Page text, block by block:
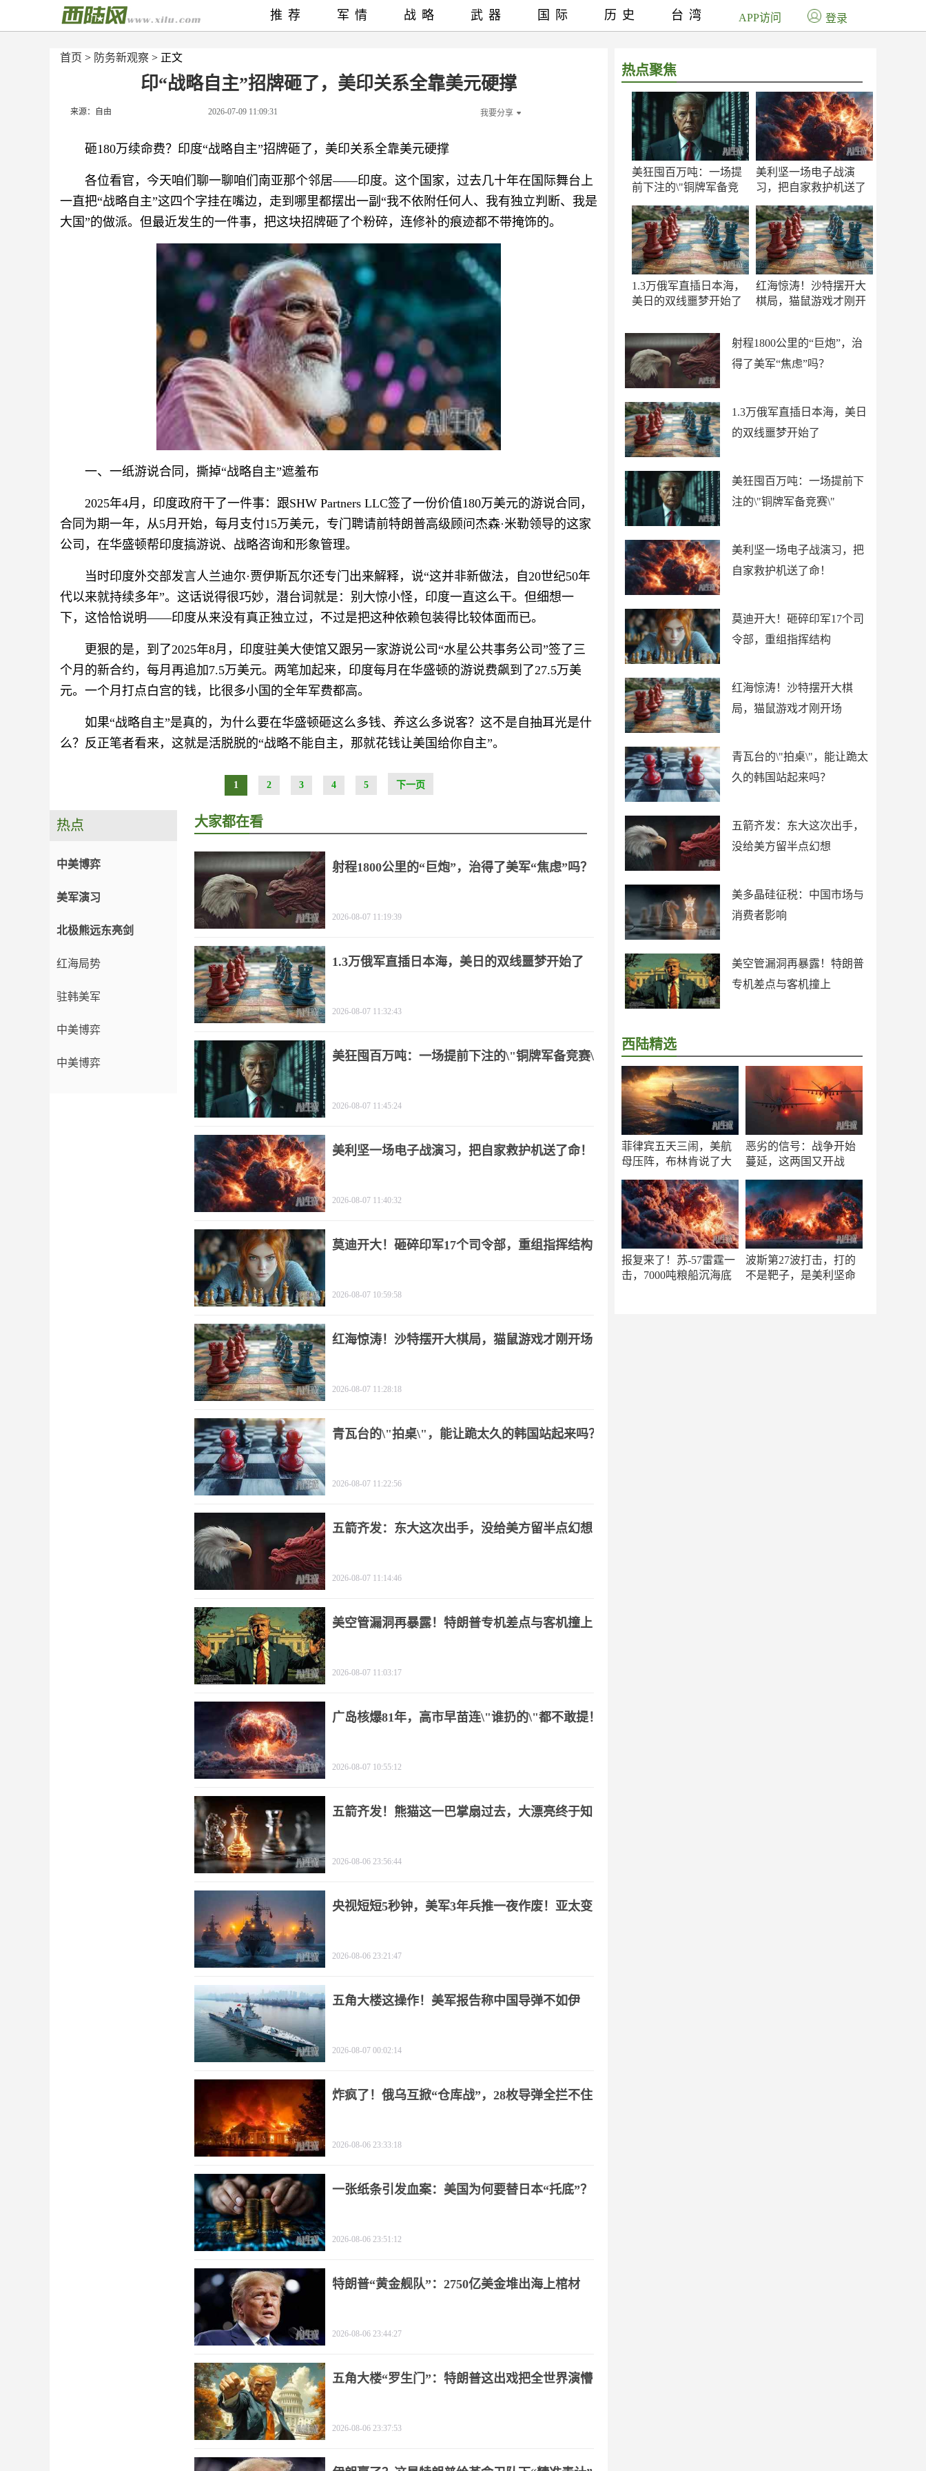
首页 > 防务新观察 > 正文
印“战略自主”招牌砸了，美印关系全靠美元硬撑
来源：自由 2026-07-09 11:09:31 我要分享
砸180万续命费？印度“战略自主”招牌砸了，美印关系全靠美元硬撑
各位看官，今天咱们聊一聊咱们南亚那个邻居——印度。这个国家，过去几十年在国际舞台上
一直把“战略自主”这四个字挂在嘴边，走到哪里都摆出一副“我不依附任何人、我有独立判断、我是
大国”的做派。但最近发生的一件事，把这块招牌砸了个粉碎，连修补的痕迹都不带掩饰的。
一、一纸游说合同，撕掉“战略自主”遮羞布
2025年4月，印度政府干了一件事：跟SHW Partners LLC签了一份价值180万美元的游说合同，
合同为期一年，从5月开始，每月支付15万美元，专门聘请前特朗普高级顾问杰森·米勒领导的这家
公司，在华盛顿帮印度搞游说、战略咨询和形象管理。
当时印度外交部发言人兰迪尔·贾伊斯瓦尔还专门出来解释，说“这并非新做法，自20世纪50年
代以来就持续多年”。这话说得很巧妙，潜台词就是：别大惊小怪，印度一直这么干。但细想一
下，这恰恰说明——印度从来没有真正独立过，不过是把这种依赖包装得比较体面而已。
更狠的是，到了2025年8月，印度驻美大使馆又跟另一家游说公司“水星公共事务公司”签了三
个月的新合约，每月再追加7.5万美元。两笔加起来，印度每月在华盛顿的游说费飙到了27.5万美
元。一个月打点白宫的钱，比很多小国的全年军费都高。
如果“战略自主”是真的，为什么要在华盛顿砸这么多钱、养这么多说客？这不是自抽耳光是什
么？反正笔者看来，这就是活脱脱的“战略不能自主，那就花钱让美国给你自主”。
1 2 3 4 5 下一页
热点聚焦
美狂囤百万吨：一场提
前下注的\"铜牌军备竞
美利坚一场电子战演
习，把自家救护机送了
1.3万俄军直插日本海，
美日的双线噩梦开始了
红海惊涛！沙特摆开大
棋局，猫鼠游戏才刚开
射程1800公里的“巨炮”，治
得了美军“焦虑”吗？
1.3万俄军直插日本海，美日
的双线噩梦开始了
美狂囤百万吨：一场提前下
注的\"铜牌军备竞赛\"
美利坚一场电子战演习，把
自家救护机送了命！
莫迪开大！砸碎印军17个司
令部，重组指挥结构
红海惊涛！沙特摆开大棋
局，猫鼠游戏才刚开场
青瓦台的\"拍桌\"，能让跪太
久的韩国站起来吗？
五箭齐发：东大这次出手，
没给美方留半点幻想
美多晶硅征税：中国市场与
消费者影响
美空管漏洞再暴露！特朗普
专机差点与客机撞上
西陆精选
菲律宾五天三闹，美航
母压阵，布林肯说了大
恶劣的信号：战争开始
蔓延，这两国又开战
报复来了！苏-57雷霆一
击，7000吨粮船沉海底
波斯第27波打击，打的
不是靶子，是美利坚命
推荐 军情 战略 武器 国际 历史 台湾 APP访问 登录
热点
中美博弈
美军演习
北极熊远东亮剑
红海局势
驻韩美军
中美博弈
中美博弈
大家都在看
射程1800公里的“巨炮”，治得了美军“焦虑”吗？
2026-08-07 11:19:39
1.3万俄军直插日本海，美日的双线噩梦开始了
2026-08-07 11:32:43
美狂囤百万吨：一场提前下注的\"铜牌军备竞赛\"
2026-08-07 11:45:24
美利坚一场电子战演习，把自家救护机送了命！
2026-08-07 11:40:32
莫迪开大！砸碎印军17个司令部，重组指挥结构
2026-08-07 10:59:58
红海惊涛！沙特摆开大棋局，猫鼠游戏才刚开场
2026-08-07 11:28:18
青瓦台的\"拍桌\"，能让跪太久的韩国站起来吗？
2026-08-07 11:22:56
五箭齐发：东大这次出手，没给美方留半点幻想
2026-08-07 11:14:46
美空管漏洞再暴露！特朗普专机差点与客机撞上
2026-08-07 11:03:17
广岛核爆81年，高市早苗连\"谁扔的\"都不敢提！
2026-08-07 10:55:12
五箭齐发！熊猫这一巴掌扇过去，大漂亮终于知
2026-08-06 23:56:44
央视短短5秒钟，美军3年兵推一夜作废！亚太变
2026-08-06 23:21:47
五角大楼这操作！美军报告称中国导弹不如伊
2026-08-07 00:02:14
炸疯了！俄乌互掀“仓库战”，28枚导弹全拦不住
2026-08-06 23:33:18
一张纸条引发血案：美国为何要替日本“托底”？
2026-08-06 23:51:12
特朗普“黄金舰队”：2750亿美金堆出海上棺材
2026-08-06 23:44:27
五角大楼“罗生门”：特朗普这出戏把全世界演懵
2026-08-06 23:37:53